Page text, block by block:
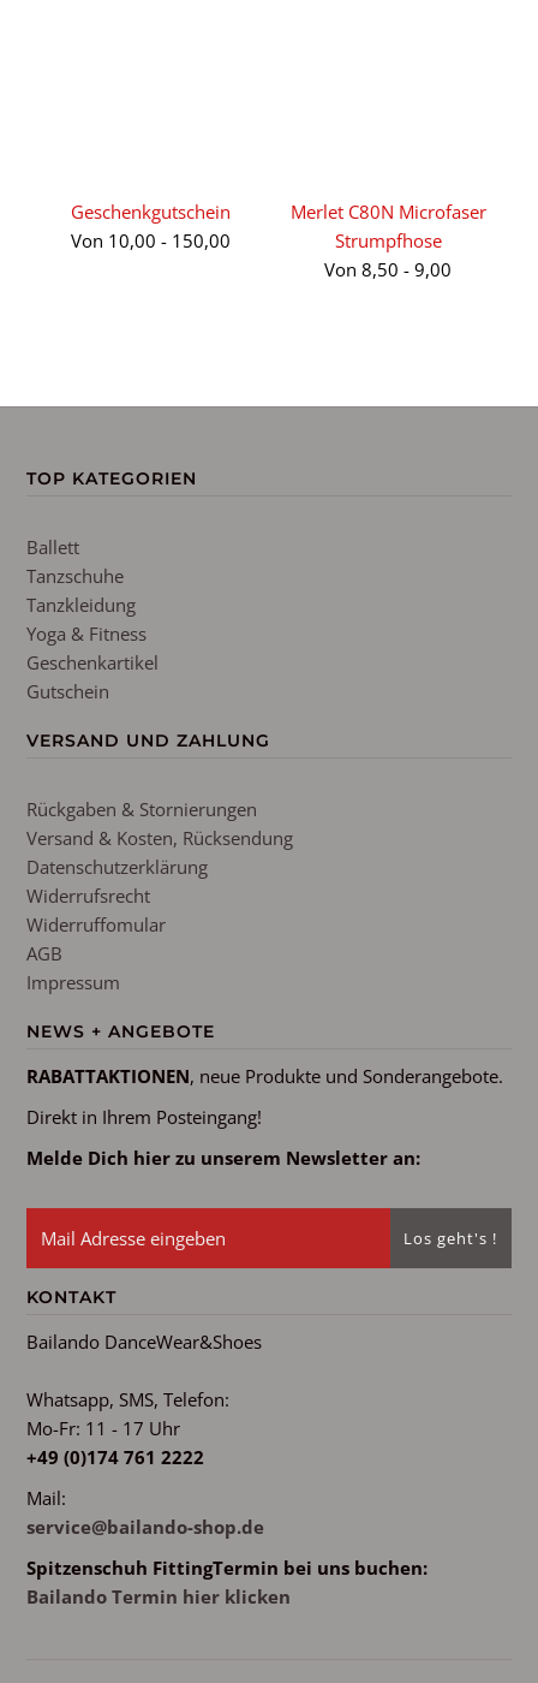
Geschenkgutschein
Von 10,00 - 150,00
Merlet C80N Microfaser
Strumpfhose
Von8,50 -9,00
TOP KATEGORIEN
Ballett
Tanzschuhe
Tanzkleidung
Yoga & Fitness
Geschenkartikel
Gutschein
VERSAND UND ZAHLUNG
Rückgaben & Stornierungen
Versand & Kosten, Rücksendung
Datenschutzerklärung
Widerrufsrecht
Widerruffomular
AGB
Impressum
NEWS + ANGEBOTE
RABATTAKTIONEN, neue Produkte und Sonderangebote.
Direkt in Ihrem Posteingang!
Melde Dich hier zu unserem Newsletter an:
KONTAKT
Bailando DanceWear&Shoes
Whatsapp, SMS, Telefon:
Mo-Fr: 11 - 17 Uhr
+49 (0)174 761 2222
Mail:
service@bailando-shop.de
Spitzenschuh FittingTermin bei uns buchen:
Bailando Termin hier klicken